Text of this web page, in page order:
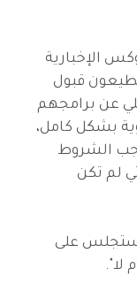
الإخبارية
قبول
عن برامجهم
بشكل كامل،
الشروط
لم تكن
فستجلس على
لا".